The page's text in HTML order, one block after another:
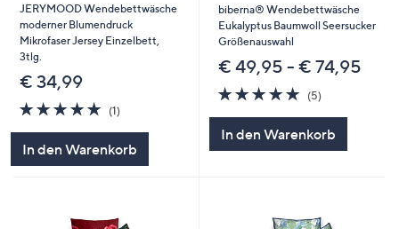
JERYMOOD Wendebettwäsche
moderner Blumendruck
Mikrofaser Jersey Einzelbett,
3tlg.
€ 34,99
5.0
von
(1)
In den Warenkorb
biberna® Wendebettwäsche
Eukalyptus Baumwoll Seersucker
Größenauswahl
€ 49,95 - € 74,95
5.0
von
(5)
In den Warenkorb